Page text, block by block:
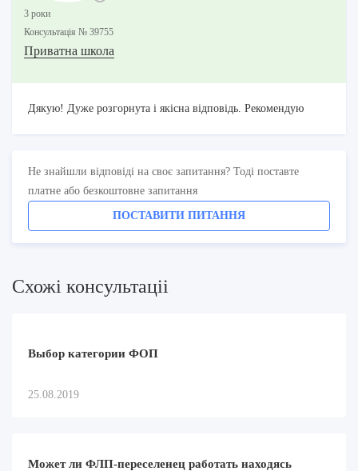
3 роки
Консультацiя № 39755
Приватна школа
Дякую! Дуже розгорнута і якісна відповідь. Рекомендую
Не знайшли відповіді на своє запитання? Тоді поставте
платне або безкоштовне запитання
ПОСТАВИТИ ПИТАННЯ
Схожi консультацii
Выбор категории ФОП
25.08.2019
Может ли ФЛП-переселенец работать находясь